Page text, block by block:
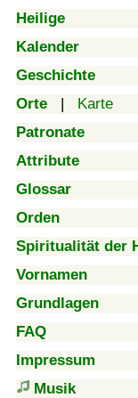
Heilige
Kalender
Geschichte
Orte | Karte
Patronate
Attribute
Glossar
Orden
Spiritualität der
Vornamen
Grundlagen
FAQ
Impressum
Musik